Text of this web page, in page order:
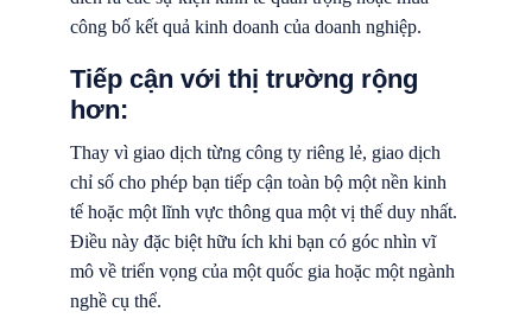
công bố kết quả kinh doanh của doanh nghiệp.
Tiếp cận với thị trường rộng
hơn:
Thay vì giao dịch từng công ty riêng lẻ, giao dịch
chỉ số cho phép bạn tiếp cận toàn bộ một nền kinh
tế hoặc một lĩnh vực thông qua một vị thế duy nhất.
Điều này đặc biệt hữu ích khi bạn có góc nhìn vĩ
mô về triển vọng của một quốc gia hoặc một ngành
nghề cụ thể.